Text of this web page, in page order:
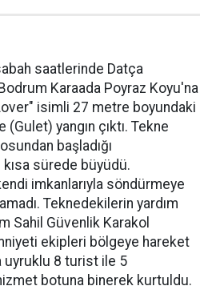
saatlerinde Datça
Karaada Poyraz Koyu'na
isimli 27 metre boyundaki
yangın çıktı. Tekne
başladığı
sürede büyüdü.
imkanlarıyla söndürmeye
Teknedekilerin yardım
Sahil Güvenlik Karakol
ekipleri bölgeye hareket
uyruklu 8 turist ile 5
botuna binerek kurtuldu.